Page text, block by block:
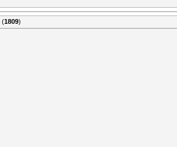
(1809)